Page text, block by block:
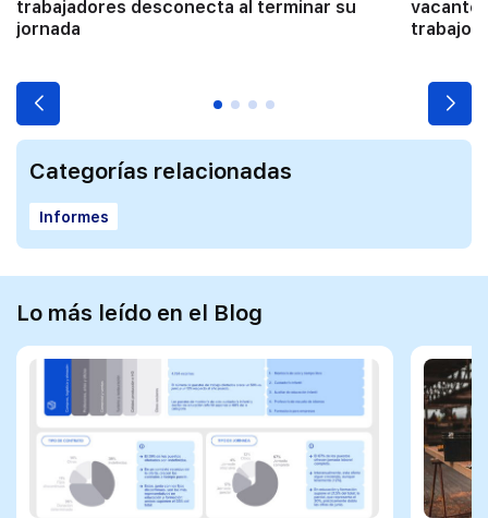
trabajadores desconecta al terminar su
jornada
trabajo
Categorías relacionadas
Informes
Lo más leído en el Blog